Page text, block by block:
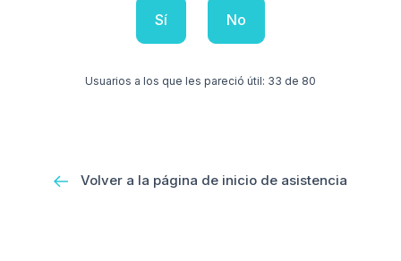
Sí No
Usuarios a los que les pareció útil: 33 de 80
Volver a la página de inicio de asistencia